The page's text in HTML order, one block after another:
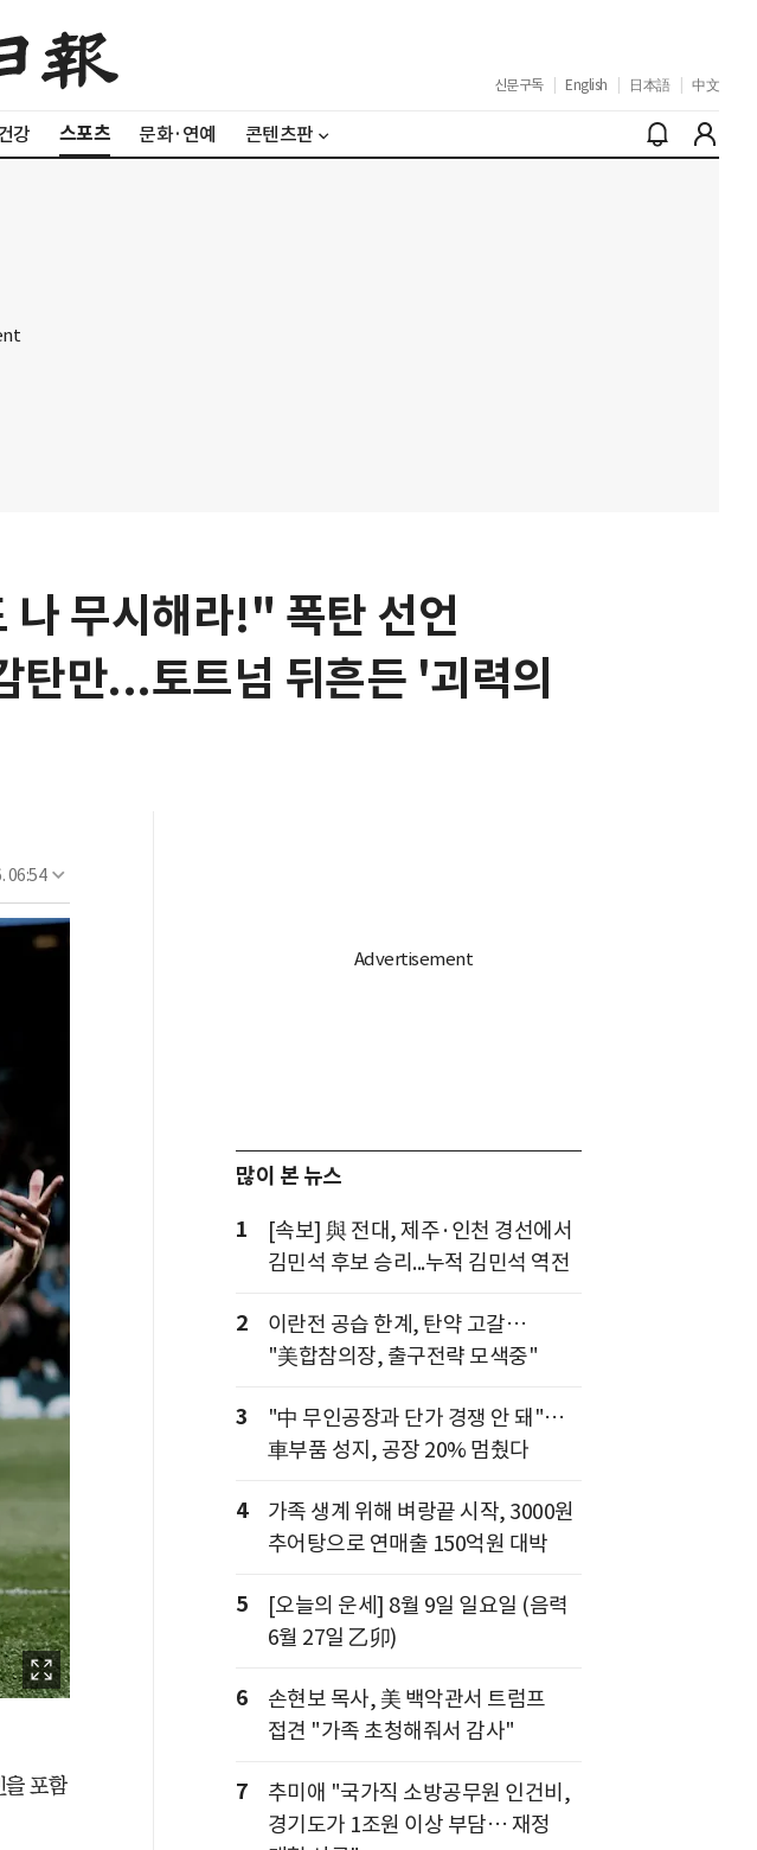
신문구독 English 日本語 中文
강 스포츠 문화·연예 콘텐츠판
무시해라!" 폭탄 선언
만...토트넘 뒤흔든 '괴력의
06:54
을 포함
많이 본 뉴스
1
[속보] 與 전대, 제주·인천 경선에서
김민석 후보 승리...누적 김민석 역전
2
이란전 공습 한계, 탄약 고갈…
"美합참의장, 출구전략 모색중"
3
"中 무인공장과 단가 경쟁 안 돼"…
車부품 성지, 공장 20% 멈췄다
4
가족 생계 위해 벼랑끝 시작, 3000원
추어탕으로 연매출 150억원 대박
5
[오늘의 운세] 8월 9일 일요일 (음력
6월 27일 乙卯)
6
손현보 목사, 美 백악관서 트럼프
접견 "가족 초청해줘서 감사"
7
추미애 "국가직 소방공무원 인건비,
경기도가 1조원 이상 부담… 재정